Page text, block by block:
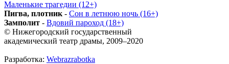
Маленькие трагедии (12+)
Пигва, плотник - Сон в летнюю ночь (16+)
Замполит - Вдовий пароход (18+)
© Нижегородский государственный
академический театр драмы, 2009–2020
Разработка: Webrazrabotka